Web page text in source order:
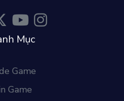
Mục
Game
Game